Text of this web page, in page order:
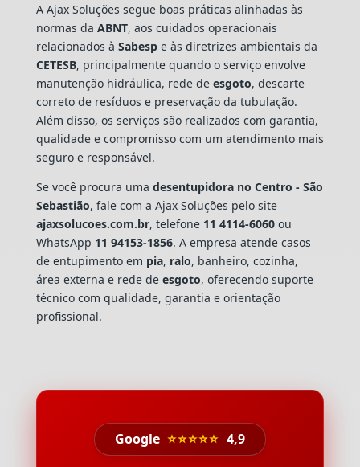
A Ajax Soluções segue boas práticas alinhadas às
normas da ABNT, aos cuidados operacionais
relacionados à Sabespe às diretrizes ambientais da
CETESB, principalmente quando o serviço envolve
manutenção hidráulica, rede de esgoto, descarte
correto de resíduos e preservação da tubulação.
Além disso, os serviços são realizados com garantia,
qualidade e compromisso com um atendimento mais
seguro e responsável.
Se você procura uma desentupidora no Centro - São
Sebastião, fale com a Ajax Soluções pelo site
ajaxsolucoes.com.br, telefone 11 4114-6060ou
WhatsApp 11 94153-1856. A empresa atende casos
de entupimento em pia, ralo, banheiro, cozinha,
área externa e rede de esgoto, oferecendo suporte
técnico com qualidade, garantia e orientação
profissional.
Google ⭐⭐⭐⭐⭐ 4,9